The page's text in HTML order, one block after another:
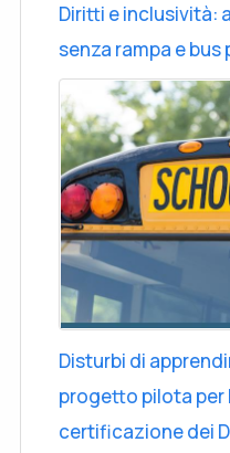
Diritti e inclusività:
senza rampa e bus
Disturbi di
progetto pilota
certificazione dei